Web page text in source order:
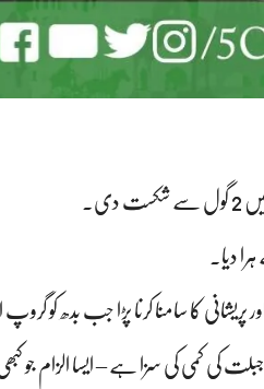
1-2 سے ہار گئی۔ یہ قاتل جبلت کی کمی کی سزا ہے –